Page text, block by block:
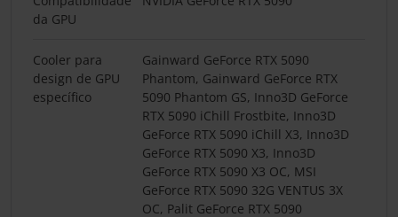
da GPU
Cooler para
design de GPU
específico
Gainward GeForce RTX 5090
Phantom, Gainward GeForce RTX
5090 Phantom GS, Inno3D GeForce
RTX 5090 iChill Frostbite, Inno3D
GeForce RTX 5090 iChill X3, Inno3D
GeForce RTX 5090 X3, Inno3D
GeForce RTX 5090 X3 OC, MSI
GeForce RTX 5090 32G VENTUS 3X
OC, Palit GeForce RTX 5090